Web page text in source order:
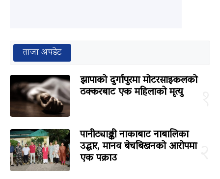
ताजा अपडेट
झापाको दुर्गापुरमा मोटरसाइकलको
ठक्करबाट एक महिलाको मृत्यु
पानीट्याङ्की नाकाबाट नाबालिका
उद्धार, मानव बेचबिखनको आरोपमा
एक पक्राउ